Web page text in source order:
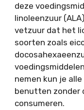
deze
linoleenzuur
vetzuur dat het
soorten zoals
nemen kun je
benutten zonder
consumeren.